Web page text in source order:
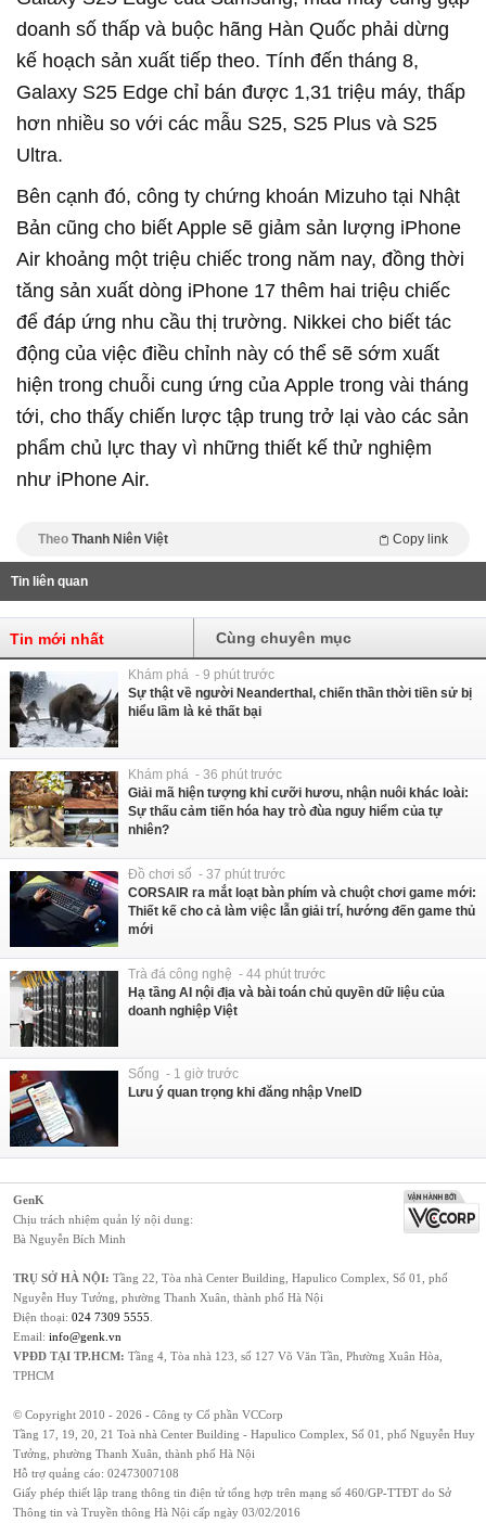
doanh số thấp và buộc hãng Hàn Quốc phải dừng
kế hoạch sản xuất tiếp theo. Tính đến tháng 8,
Galaxy S25 Edge chỉ bán được 1,31 triệu máy, thấp
hơn nhiều so với các mẫu S25, S25 Plus và S25
Ultra.
Bên cạnh đó, công ty chứng khoán Mizuho tại Nhật
Bản cũng cho biết Apple sẽ giảm sản lượng iPhone
Air khoảng một triệu chiếc trong năm nay, đồng thời
tăng sản xuất dòng iPhone 17 thêm hai triệu chiếc
để đáp ứng nhu cầu thị trường. Nikkei cho biết tác
động của việc điều chỉnh này có thể sẽ sớm xuất
hiện trong chuỗi cung ứng của Apple trong vài tháng
tới, cho thấy chiến lược tập trung trở lại vào các sản
phẩm chủ lực thay vì những thiết kế thử nghiệm
như iPhone Air.
Theo Thanh Niên Việt Copy link
Tin liên quan
Tin mới nhất Cùng chuyên mục
Khám phá - 9 phút trước
Sự thật về người Neanderthal, chiến thần thời tiền sử bị
hiểu lầm là kẻ thất bại
Khám phá - 36 phút trước
Giải mã hiện tượng khỉ cưỡi hươu, nhận nuôi khác loài:
Sự thấu cảm tiến hóa hay trò đùa nguy hiểm của tự
nhiên?
Đồ chơi số - 37 phút trước
CORSAIR ra mắt loạt bàn phím và chuột chơi game mới:
Thiết kế cho cả làm việc lẫn giải trí, hướng đến game thủ
mới
Trà đá công nghệ - 44 phút trước
Hạ tầng AI nội địa và bài toán chủ quyền dữ liệu của
doanh nghiệp Việt
Sống - 1 giờ trước
Lưu ý quan trọng khi đăng nhập VneID
GenK
Chịu trách nhiệm quản lý nội dung:
Bà Nguyễn Bích Minh
TRỤ SỞ HÀ NỘI: Tầng 22, Tòa nhà Center Building, Hapulico Complex, Số 01, phố
Nguyễn Huy Tưởng, phường Thanh Xuân, thành phố Hà Nội
Điện thoại: 024 7309 5555
Email: info@genk.vn
VPĐD TẠI TP.HCM: Tầng 4, Tòa nhà 123, số 127 Võ Văn Tần, Phường Xuân Hòa,
TPHCM
© Copyright 2010 - 2026 - Công ty Cổ phần VCCorp
Tầng 17, 19, 20, 21 Toà nhà Center Building - Hapulico Complex, Số 01, phố Nguyễn Huy
Tưởng, phường Thanh Xuân, thành phố Hà Nội
Hỗ trợ quảng cáo: 02473007108
Giấy phép thiết lập trang thông tin điện tử tổng hợp trên mạng số 460/GP-TTĐT do Sở
Thông tin và Truyền thông Hà Nội cấp ngày 03/02/2016